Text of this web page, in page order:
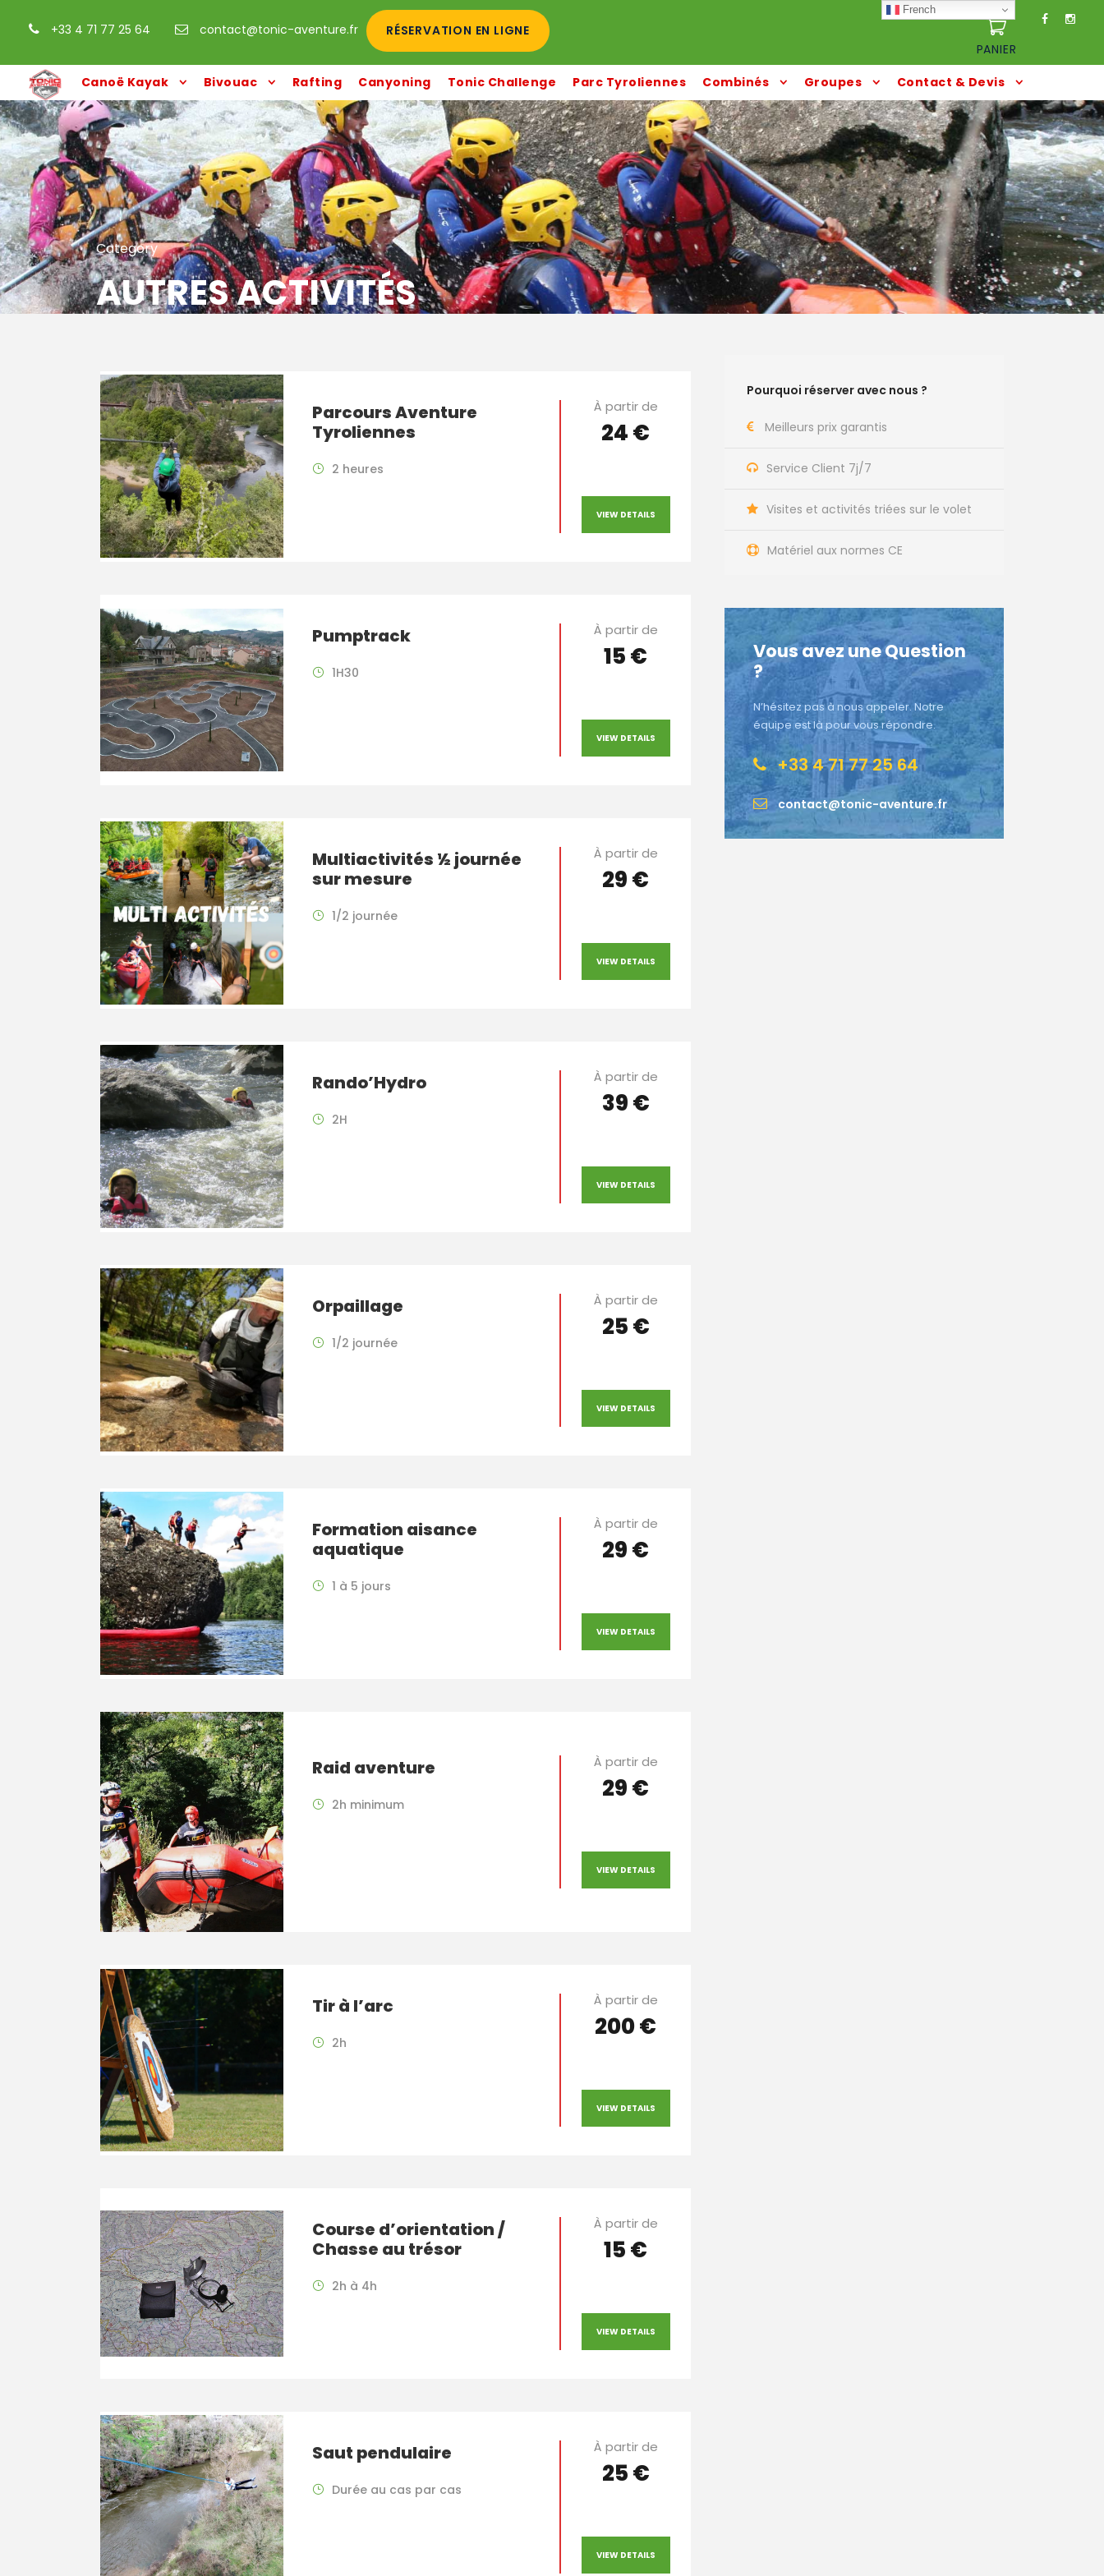
+33 4 71 77 25 64 contact@tonic-aventure.fr
RÉSERVATION EN LIGNE
PANIER
Canoë Kayak Bivouac Rafting Canyoning Tonic Challenge Parc Tyroliennes Combinés Groupes Contact & Devis
Category
AUTRES ACTIVITÉS
Parcours Aventure
Tyroliennes
2 heures
À partir de
24 €
VIEW DETAILS
Pumptrack
1H30
À partir de
15 €
VIEW DETAILS
Multiactivités ½ journée
sur mesure
1/2 journée
À partir de
29 €
VIEW DETAILS
Rando’Hydro
2H
À partir de
39 €
VIEW DETAILS
Orpaillage
1/2 journée
À partir de
25 €
VIEW DETAILS
Formation aisance
aquatique
1 à 5 jours
À partir de
29 €
VIEW DETAILS
Raid aventure
2h minimum
À partir de
29 €
VIEW DETAILS
Tir à l’arc
2h
À partir de
200 €
VIEW DETAILS
Course d’orientation /
Chasse au trésor
2h à 4h
À partir de
15 €
VIEW DETAILS
Saut pendulaire
Durée au cas par cas
À partir de
25 €
VIEW DETAILS
Pourquoi réserver avec nous ?
Meilleurs prix garantis
Service Client 7j/7
Visites et activités triées sur le volet
Matériel aux normes CE
Vous avez une Question
?
N’hésitez pas à nous appeler. Notre
équipe est là pour vous répondre.
+33 4 71 77 25 64
contact@tonic-aventure.fr
French